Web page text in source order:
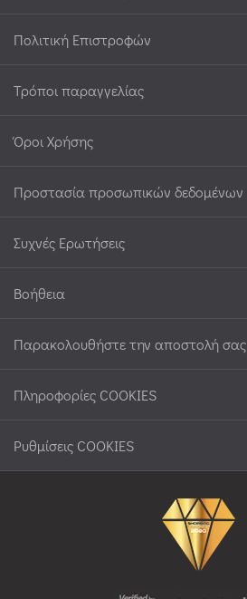
Πολιτική Επιστροφών
Τρόποι παραγγελίας
Όροι Χρήσης
Προστασία προσωπικών δεδομένων
Συχνές Ερωτήσεις
Βοήθεια
Παρακολουθήστε την αποστολή σας
Πληροφορίες COOKIES
Ρυθμίσεις COOKIES